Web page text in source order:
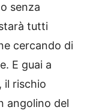
senza
tutti
cercando di
E guai a
il rischio
angolino del